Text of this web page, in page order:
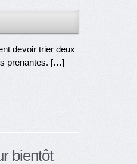
devoir trier deux
prenantes. […]
bientôt